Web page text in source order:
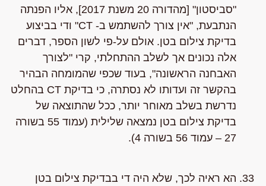
"סביסטון" [מהדורה 20 משנת 2017], אליו הפנתה
הנתבעת, "אין צורך להשתמש ב- CT" ודי בביצוע
בדיקת צילום בטן. אולם על-פי לשון הספר, דברים
אלה נכונים אך לשלב ההתחלתי, קרי "לצורך
האבחנה הראשונה", בעוד שכפי שהמומחה הבהיר
בהקשר זה ועדותו לא נסתרה, כי בדיקת CT בהחלט
נדרשת בשלב מאוחר יותר, ככל שהתוצאה של
בדיקת צילום בטן נמצאה שלילית (עמוד 55 בשורה
27 – עמוד 56 בשורה 4).
הא ראיה לכך, שלא היה די בבדיקת צילום בטן